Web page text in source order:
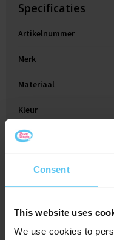
Consent
This website uses
We use cookies to
Specificaties
Artikelnummer
Merk
Materiaal
Kleur
Hoogte
Lengte